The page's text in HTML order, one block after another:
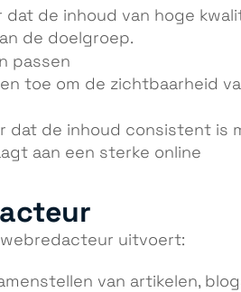
dat de inhoud van hoge
de doelgroep.
passen
toe om de zichtbaarheid
dat de inhoud consistent is
aan een sterke online
uitvoert:
van artikelen,